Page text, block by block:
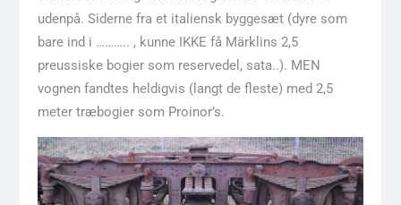
udenpå. Siderne fra et italiensk byggesæt (dyre som
bare ind i ……….. , kunne IKKE få Märklins 2,5
preussiske bogier som reservedel, sata..). MEN
vognen fandtes heldigvis (langt de fleste) med 2,5
meter træbogier som Proinor’s.